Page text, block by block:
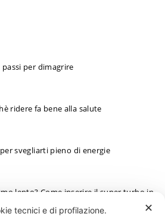
passi per dimagrire
ridere fa bene alla salute
svegliarti pieno di energie
lento? Come inserire il super turbo in
✕
tecnici e di profilazione.